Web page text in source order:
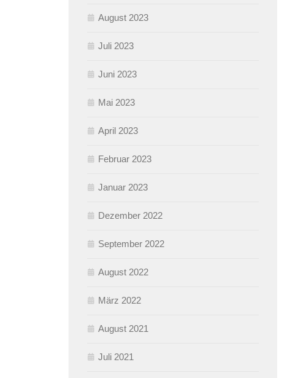
August 2023
Juli 2023
Juni 2023
Mai 2023
April 2023
Februar 2023
Januar 2023
Dezember 2022
September 2022
August 2022
März 2022
August 2021
Juli 2021